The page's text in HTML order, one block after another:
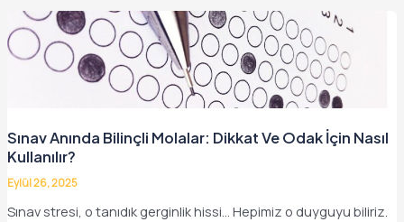
Sınav Anında Bilinçli Molalar: Dikkat Ve Odak İçin Nasıl
Kullanılır?
Eylül 26, 2025
Sınav stresi, o tanıdık gerginlik hissi… Hepimiz o duyguyu biliriz.